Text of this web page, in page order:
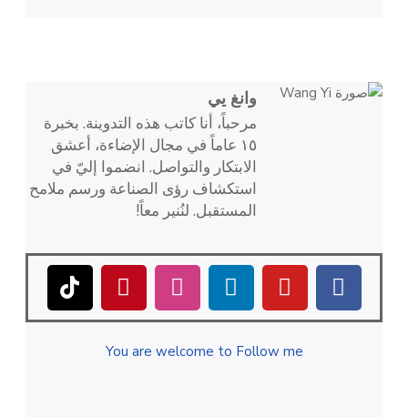
وانغ يي
مرحباً، أنا كاتب هذه التدوينة. بخبرة
١٥ عاماً في مجال الإضاءة، أعشق
الابتكار والتواصل. انضموا إليّ في
استكشاف رؤى الصناعة ورسم ملامح
المستقبل. لنُنير معاً!
You are welcome to Follow me